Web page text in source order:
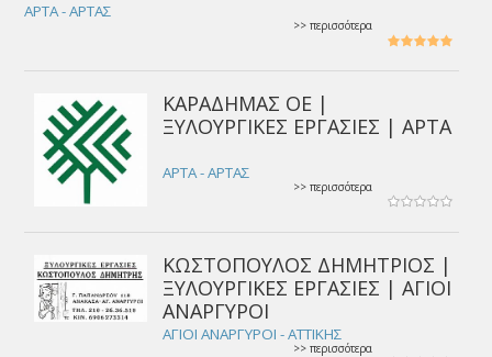
ΑΡΤΑ - ΑΡΤΑΣ
>> περισσότερα
ΚΑΡΑΔΗΜΑΣ ΟΕ |
ΞΥΛΟΥΡΓΙΚΕΣ ΕΡΓΑΣΙΕΣ | ΑΡΤΑ
ΑΡΤΑ - ΑΡΤΑΣ
>> περισσότερα
ΚΩΣΤΟΠΟΥΛΟΣ ΔΗΜΗΤΡΙΟΣ |
ΞΥΛΟΥΡΓΙΚΕΣ ΕΡΓΑΣΙΕΣ | ΑΓΙΟΙ
ΑΝΑΡΓΥΡΟΙ
ΑΓΙΟΙ ΑΝΑΡΓΥΡΟΙ - ΑΤΤΙΚΗΣ
>> περισσότερα